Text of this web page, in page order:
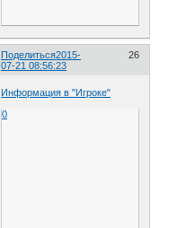
Поделиться 26
2015-
07-21 08:56:23
Информация в "Игроке"
0